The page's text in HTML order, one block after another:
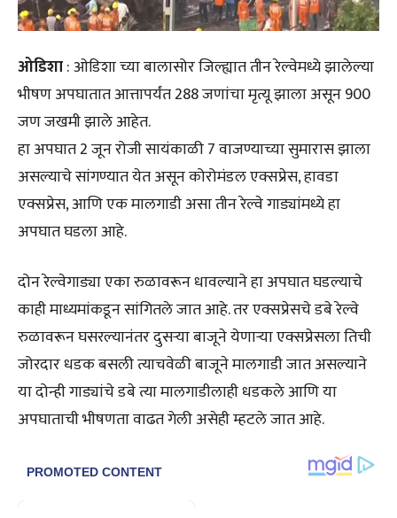
ओडिशा: ओडिशा च्या बालासोर जिल्ह्यात तीन रेल्वेमध्ये झालेल्या
भीषण अपघातात आत्तापर्यंत 288 जणांचा मृत्यू झाला असून 900
जण जखमी झाले आहेत.
हा अपघात 2 जून रोजी सायंकाळी 7 वाजण्याच्या सुमारास झाला
असल्याचे सांगण्यात येत असून कोरोमंडल एक्सप्रेस, हावडा
एक्सप्रेस, आणि एक मालगाडी असा तीन रेल्वे गाड्यांमध्ये हा
अपघात घडला आहे.
दोन रेल्वेगाड्या एका रुळावरून धावल्याने हा अपघात घडल्याचे
काही माध्यमांकडून सांगितले जात आहे. तर एक्सप्रेसचे डबे रेल्वे
रुळावरून घसरल्यानंतर दुसऱ्या बाजूने येणाऱ्या एक्सप्रेसला तिची
जोरदार धडक बसली त्याचवेळी बाजूने मालगाडी जात असल्याने
या दोन्ही गाड्यांचे डबे त्या मालगाडीलाही धडकले आणि या
अपघाताची भीषणता वाढत गेली असेही म्हटले जात आहे.